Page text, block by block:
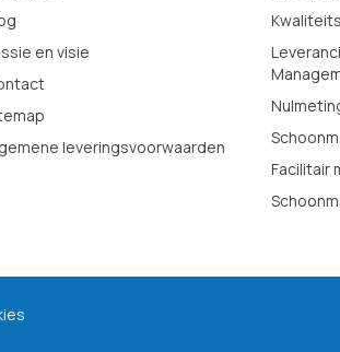
en visie
leveringsvoorwaarden
Facilitair